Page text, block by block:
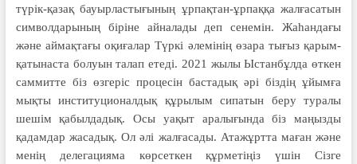
түрік-қазақ бауырластығының ұрпақтан-ұрпаққа жалғасатын
символдарының біріне айналады деп сенемін. Жаһандағы
және аймақтағы оқиғалар Түркі әлемінің өзара тығыз қарым-
қатынаста болуын талап етеді. 2021 жылы Ыстанбұлда өткен
саммитте біз өзгеріс процесін бастадық әрі біздің ұйымға
мықты институционалдық құрылым сипатын беру туралы
шешім қабылдадық. Осы уақыт аралығында біз маңызды
қадамдар жасадық. Ол әлі жалғасады. Атажұртта маған және
менің делегацияма көрсеткен құрметіңіз үшін Сізге